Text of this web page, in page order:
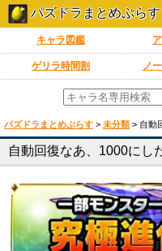
パズドラまとめぷらす
キャラ図鑑
ゲリラ時間割 ノ
パズドラまとめぷらす > 未分類 > 自動
自動回復なあ、1000にし